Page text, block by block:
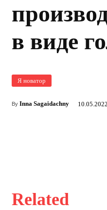
в виде
Я новатор
By Inna Sagaidachny 10.05.2022
Related